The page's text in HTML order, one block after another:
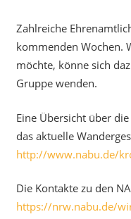
Zahlreiche
kommenden Wochen.
möchte, könne sich
Gruppe wenden.
Eine Übersicht über
das aktuelle
http://www.nabu.de/
Die Kontakte zu den
https://nrw.nabu.de/